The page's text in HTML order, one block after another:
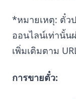
*หมายเหตุ: ตั๋ว
ออนไลน์เท่านั้น
เพิ่มเติมตาม
การขายตั๋ว: